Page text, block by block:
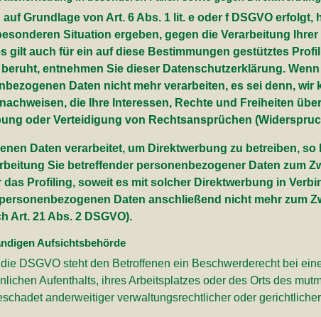
Grundlage von Art. 6 Abs. 1 lit. e oder f DSGVO erfolgt,
Situation ergeben, gegen die Verarbeitung
gilt auch für ein auf diese Bestimmungen gestütztes
entnehmen Sie dieser Datenschutzerklärung.
Daten nicht mehr verarbeiten, es sei denn,
die Ihre Interessen, Rechte und Freiheiten
oder Verteidigung von Rechtsansprüchen
Daten verarbeitet, um Direktwerbung zu betreiben, so
Sie betreffender personenbezogener Daten zum
Profiling, soweit es mit solcher Direktwerbung in
Daten anschließend nicht mehr zum
Art. 21 Abs. 2 DSGVO).
Aufsichtsbehörde
DSGVO steht den Betroffenen ein Beschwerderecht bei
Aufenthalts, ihres Arbeitsplatzes oder des Orts des
anderweitiger verwaltungsrechtlicher oder